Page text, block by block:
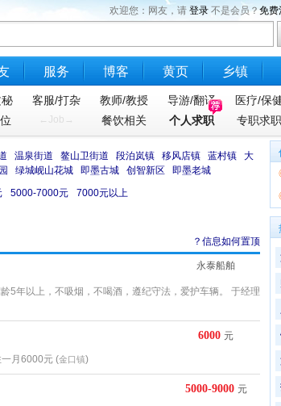
欢迎您：网友，请 登录 不是会员？免费
服务 博客 黄页 乡镇
客服/打杂 教师/教授 导游/翻译 医疗/保
←Job→ 餐饮相关 个人求职 专职求职
温泉街道 鳌山卫街道 段泊岚镇 移风店镇 蓝村镇
大
绿城岘山花城 即墨古城 创智新区
即墨老城
5000-7000元
7000元以上
？信息如何置顶
永泰船舶
5年以上，不吸烟，不喝酒，遵纪守法，爱护车辆。 于经理
6000 元
月6000元 (金口镇)
5000-9000 元